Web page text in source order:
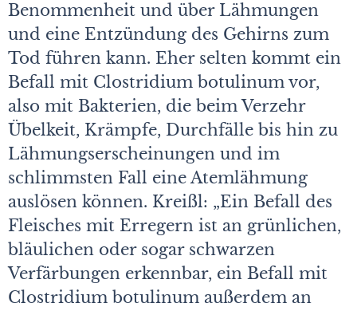
Benommenheit und über Lähmungen
und eine Entzündung des Gehirns zum
Tod führen kann. Eher selten kommt ein
Befall mit Clostridium botulinum vor,
also mit Bakterien, die beim Verzehr
Übelkeit, Krämpfe, Durchfälle bis hin zu
Lähmungserscheinungen und im
schlimmsten Fall eine Atemlähmung
auslösen können. Kreißl: „Ein Befall des
Fleisches mit Erregern ist an grünlichen,
bläulichen oder sogar schwarzen
Verfärbungen erkennbar, ein Befall mit
Clostridium botulinum außerdem an